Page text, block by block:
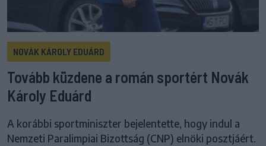
NOVÁK KÁROLY EDUÁRD
Tovább küzdene a román sportért Novák
Károly Eduárd
A korábbi sportminiszter bejelentette, hogy indul a
Nemzeti Paralimpiai Bizottság (CNP) elnöki posztjáért.